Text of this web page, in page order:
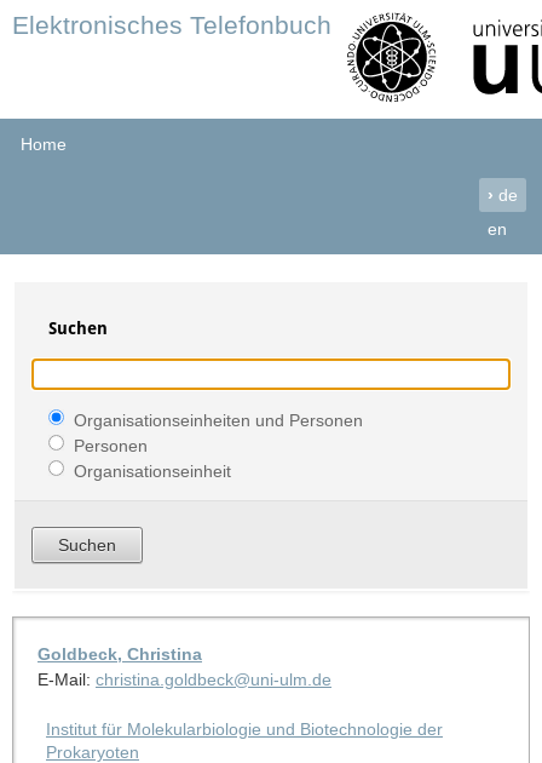
Elektronisches Telefonbuch
Home
› de
en
Suchen
Organisationseinheiten und Personen
Personen
Organisationseinheit
Goldbeck, Christina
E-Mail: christina.goldbeck@uni-ulm.de
Institut für Molekularbiologie und Biotechnologie der
Prokaryoten